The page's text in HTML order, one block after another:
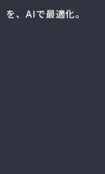
、AIで最適化。